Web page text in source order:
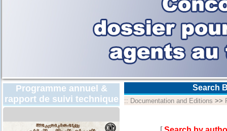
Programme annuel &
rapport de suivi technique
Search
:: Documentation and Editions >>